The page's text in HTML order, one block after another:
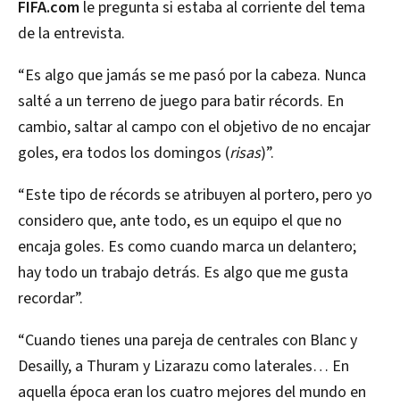
FIFA.com le pregunta si estaba al corriente del tema
de la entrevista.
“Es algo que jamás se me pasó por la cabeza. Nunca
salté a un terreno de juego para batir récords. En
cambio, saltar al campo con el objetivo de no encajar
goles, era todos los domingos (risas)”.
“Este tipo de récords se atribuyen al portero, pero yo
considero que, ante todo, es un equipo el que no
encaja goles. Es como cuando marca un delantero;
hay todo un trabajo detrás. Es algo que me gusta
recordar”.
“Cuando tienes una pareja de centrales con Blanc y
Desailly, a Thuram y Lizarazu como laterales… En
aquella época eran los cuatro mejores del mundo en